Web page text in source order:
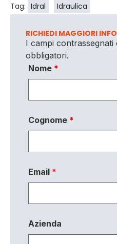
Tag: Idral Idraulica
RICHIEDI MAGGIORI
I campi contrassegnati
obbligatori.
Nome *
Cognome *
Email *
Azienda